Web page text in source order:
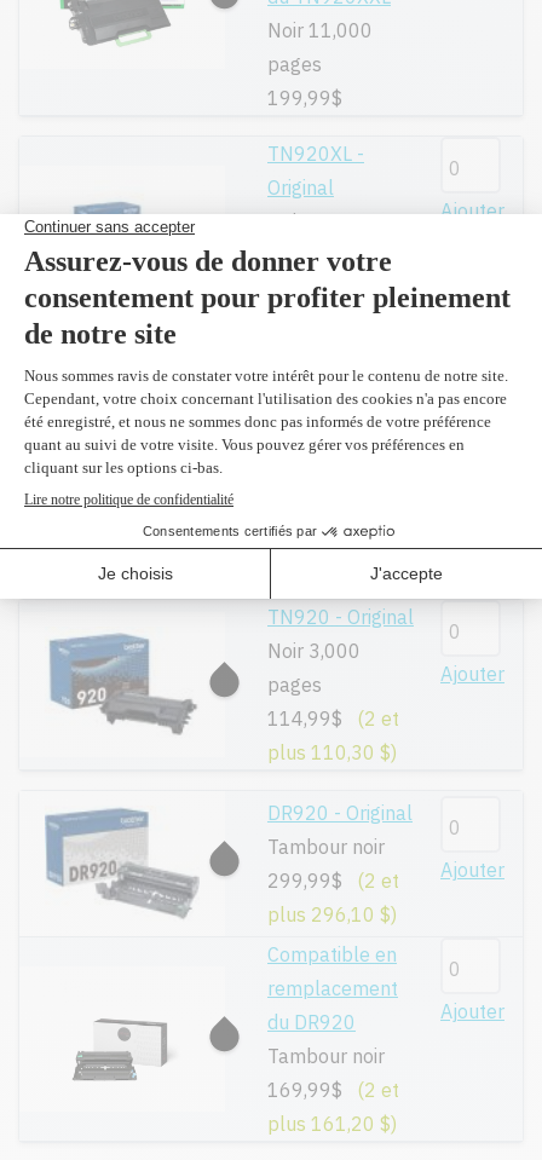
Noir 11,000
pages
199,99$
TN920XL -
Original
Noir 6,000
pages
153,99$ (2 et
Ajouter
remplacement
du TN920XL
Noir 6,000
109,99$ (2 et
plus 104,40 $)
Ajouter
TN920 - Original
Noir 3,000
pages
114,99$
(2 et
plus 110,30 $)
Ajouter
DR920 - Original
Tambour noir
299,99$
(2 et
plus 296,10 $)
Ajouter
Compatible en
remplacement
du DR920
Tambour noir
169,99$
(2 et
plus 161,20 $)
Ajouter